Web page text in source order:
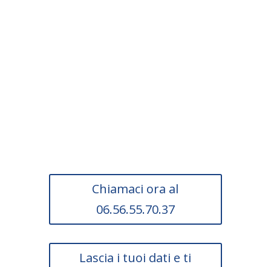
Chiamaci ora al
06.56.55.70.37
Lascia i tuoi dati e ti